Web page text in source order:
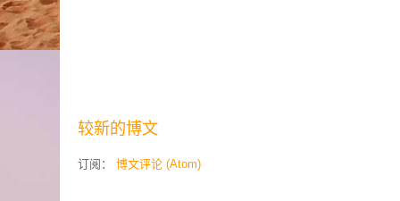
较新的博文
订阅： 博文评论 (Atom)